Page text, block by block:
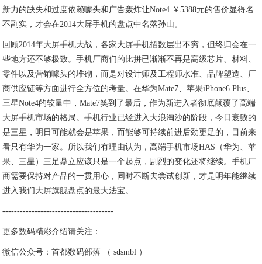
新力的缺失和过度依赖噱头和广告轰炸让Note4 ￥5388元的售价显得名
不副实，才会在2014大屏手机的盘点中名落孙山。
回顾2014年大屏手机大战，各家大屏手机招数层出不穷，但终归会在一
些地方还不够极致。手机厂商们的比拼已渐渐不再是高级芯片、材料、
零件以及营销噱头的堆砌，而是对设计师及工程师水准、品牌塑造、厂
商供应链等方面进行全方位的考量。在华为Mate7、苹果iPhone6 Plus、
三星Note4的较量中，Mate7笑到了最后，作为新进入者彻底颠覆了高端
大屏手机市场的格局。手机行业已经进入大浪淘沙的阶段，今日衰败的
是三星，明日可能就会是苹果，而能够可持续前进后劲更足的，目前来
看只有华为一家。所以我们有理由认为，高端手机市场HAS（华为、苹
果、三星）三足鼎立应该只是一个起点，剧烈的变化还将继续。手机厂
商需要保持对产品的一贯用心，同时不断去尝试创新，才是明年能继续
进入我们大屏旗舰盘点的最大法宝。
--------------------------------------
更多数码精彩介绍请关注：
微信公众号：首都数码部落 （ sdsmbl ）